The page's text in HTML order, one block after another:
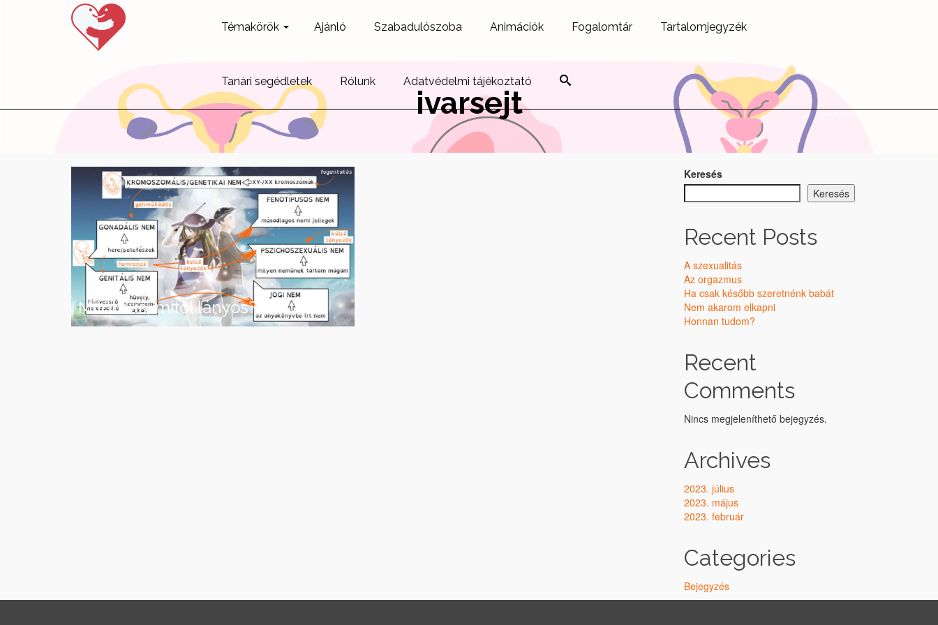
Témakörök Ajánló Szabadulószoba Animációk Fogalomtár Tartalomjegyzék
Tanári segédletek Rólunk Adatvédelmi tájékoztató
ivarsejt
Mitől fiús, mitől lányos?
Keresés
Keresés
Recent Posts
A szexualitás
Az orgazmus
Ha csak később szeretnénk babát
Nem akarom elkapni
Honnan tudom?
Recent
Comments
Nincs megjeleníthető bejegyzés.
Archives
2023. július
2023. május
2023. február
Categories
Bejegyzés